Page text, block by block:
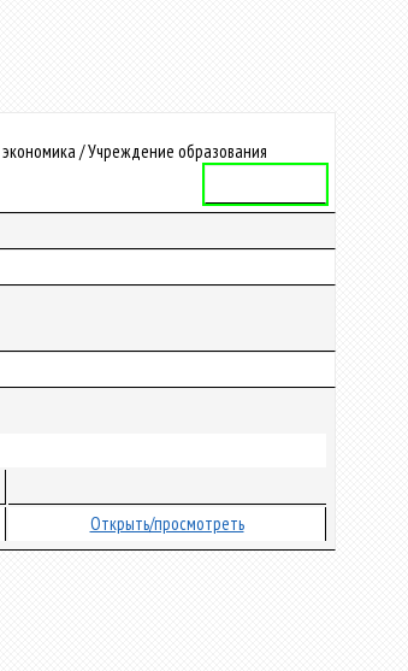
/ Учреждение образования
Открыть/просмотреть